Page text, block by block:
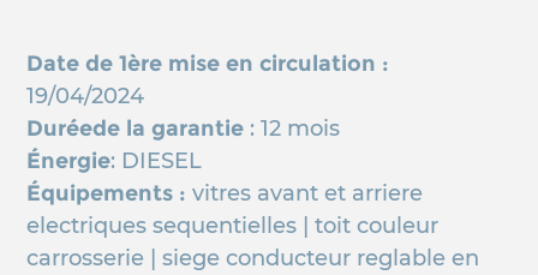
Date de 1ère mise en circulation :
19/04/2024
Duréede la garantie : 12 mois
Énergie: DIESEL
Équipements :vitres avant et arriere
electriques sequentielles | toit couleur
carrosserie | siege conducteur reglable en